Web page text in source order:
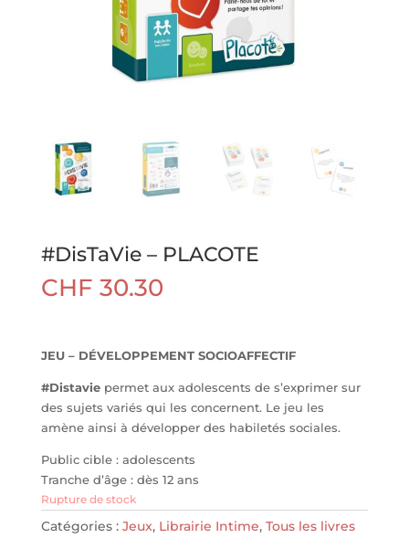
#DisTaVie – PLACOTE
CHF 30.30
JEU – DÉVELOPPEMENT SOCIOAFFECTIF
#Distaviepermet aux adolescents de s’exprimer sur
des sujets variés qui les concernent. Le jeu les
amène ainsi à développer des habiletés sociales.
Public cible : adolescents
Tranche d’âge : dès 12 ans
Rupture de stock
Catégories : Jeux, Librairie Intime, Tous les livres